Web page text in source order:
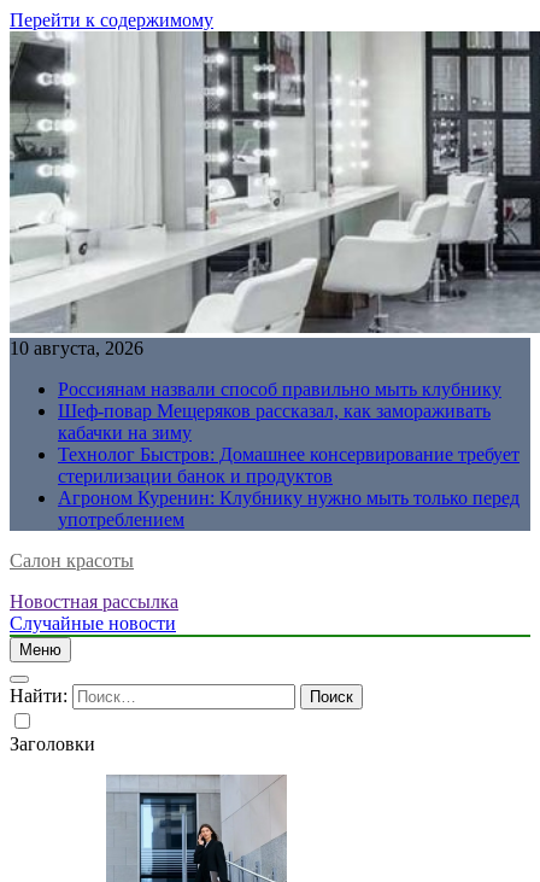
Перейти к содержимому
10 августа, 2026
Россиянам назвали способ правильно мыть клубнику
Шеф-повар Мещеряков рассказал, как замораживать
кабачки на зиму
Технолог Быстров: Домашнее консервирование требует
стерилизации банок и продуктов
Агроном Куренин: Клубнику нужно мыть только перед
употреблением
Салон красоты
Новостная рассылка
Случайные новости
Меню
Найти:
Заголовки